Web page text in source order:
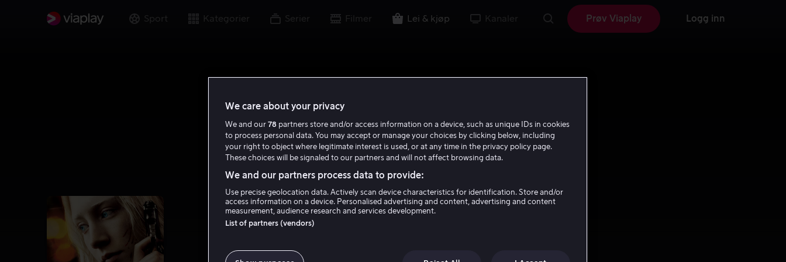
Sport Kategorier Serier Filmer Lei & kjøp Kanaler Prøv Viaplay Logg inn
We care about your privacy
We and our 78 partners store and/or access information on a device, such as unique IDs in cookies
to process personal data. You may accept or manage your choices by clicking below, including
your right to object where legitimate interest is used, or at any time in the privacy policy page.
These choices will be signaled to our partners and will not affect browsing data.
We and our partners process data to provide:
Use precise geolocation data. Actively scan device characteristics for identification. Store and/or
access information on a device. Personalised advertising and content, advertising and content
measurement, audience research and services development.
List of partners (vendors)